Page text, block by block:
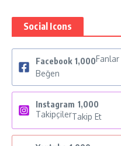
Social Icons
Facebook 1,000Fanlar
Beğen
Instagram 1,000
TakipçilerTakip Et